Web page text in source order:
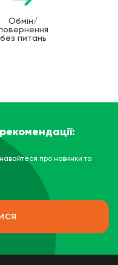
Обмін/
без питань
про новинки та